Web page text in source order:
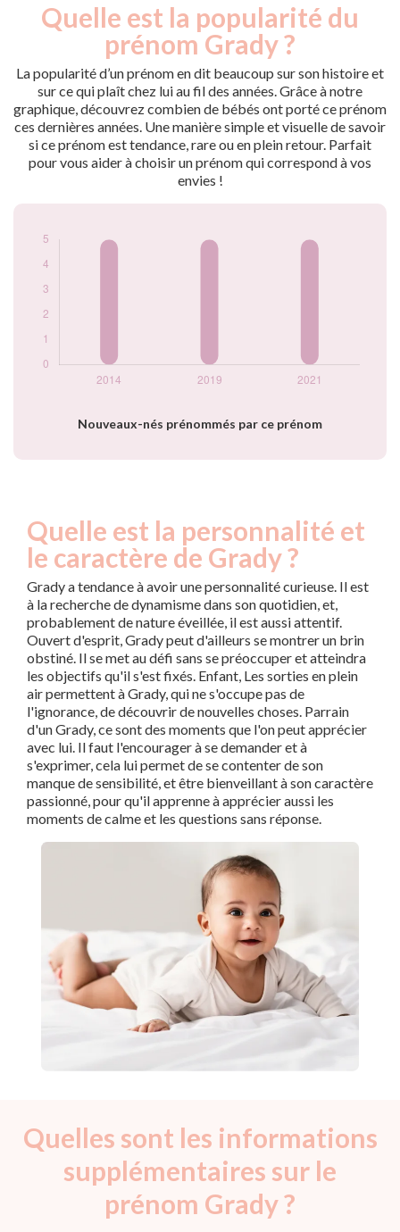
Quelle est la popularité du
prénom Grady ?
La popularité d’un prénom en dit beaucoup sur son histoire et
sur ce qui plaît chez lui au fil des années. Grâce à notre
graphique, découvrez combien de bébés ont porté ce prénom
ces dernières années. Une manière simple et visuelle de savoir
si ce prénom est tendance, rare ou en plein retour. Parfait
pour vous aider à choisir un prénom qui correspond à vos
envies !
Nouveaux-nés prénommés par ce prénom
Popularité du
prénom Grady par
année
Année
Nouveaux-
nés
2019
5
2021
5
Quelle est la personnalité et
le caractère de Grady ?
Grady a tendance à avoir une personnalité curieuse. Il est
à la recherche de dynamisme dans son quotidien, et,
probablement de nature éveillée, il est aussi attentif.
Ouvert d'esprit, Grady peut d'ailleurs se montrer un brin
obstiné. Il se met au défi sans se préoccuper et atteindra
les objectifs qu'il s'est fixés. Enfant, Les sorties en plein
air permettent à Grady, qui ne s'occupe pas de
l'ignorance, de découvrir de nouvelles choses. Parrain
d'un Grady, ce sont des moments que l'on peut apprécier
avec lui. Il faut l'encourager à se demander et à
s'exprimer, cela lui permet de se contenter de son
manque de sensibilité, et être bienveillant à son caractère
passionné, pour qu'il apprenne à apprécier aussi les
moments de calme et les questions sans réponse.
Quelles sont les informations
supplémentaires sur le
prénom Grady ?